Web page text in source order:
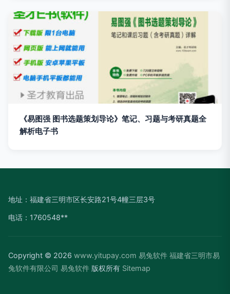
《易图强 图书选题策划导论》笔记、习题与考研真题全
解析电子书
地址：福建省三明市区长安路21号4幢三层3号
电话：1760548**
Copyright © 2026 www.yitupay.com 易兔软件 福建省三明市易
兔软件有限公司 易兔软件 版权所有 Sitemap